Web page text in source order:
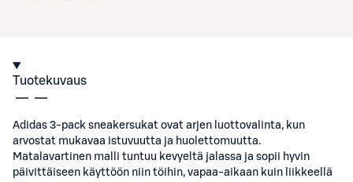
Tuotekuvaus
Adidas 3-pack sneakersukat ovat arjen luottovalinta, kun
arvostat mukavaa istuvuutta ja huolettomuutta.
Matalavartinen malli tuntuu kevyeltä jalassa ja sopii hyvin
päivittäiseen käyttöön niin töihin, vapaa-aikaan kuin liikkeellä